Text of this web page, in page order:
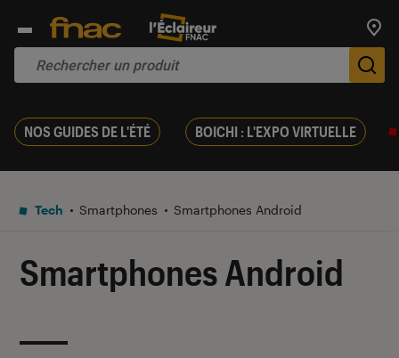
NOS GUIDES DE L'ÉTÉ BOICHI : L'EXPO VIRTUELLE
Tech Smartphones Smartphones Android
Smartphones Android